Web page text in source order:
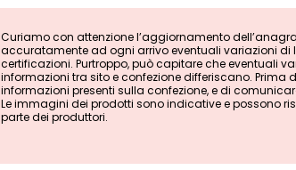
Curiamo con attenzione l’aggiornamento
accuratamente ad ogni arrivo eventuali variazioni di
certificazioni. Purtroppo, può capitare che eventuali
informazioni tra sito e confezione differiscano. Prima
informazioni presenti sulla confezione, e di
Le immagini dei prodotti sono indicative e possono
parte dei produttori.